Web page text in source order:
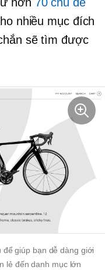
hơn 70 chủ đề
nhiều mục đích
sẽ tìm được
để giúp bạn dễ dàng giới
lẻ đến danh mục lớn